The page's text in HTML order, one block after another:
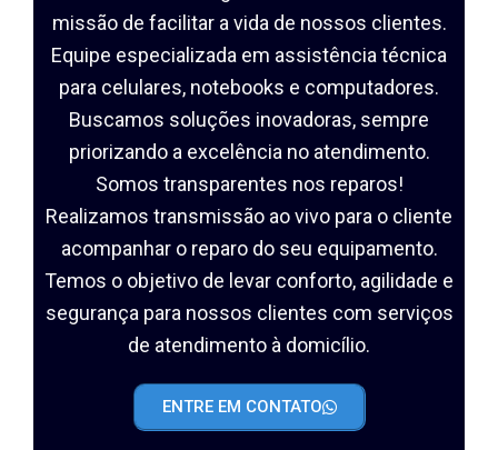
missão de facilitar a vida de nossos clientes.
Equipe especializada em assistência técnica
para celulares, notebooks e computadores.
Buscamos soluções inovadoras, sempre
priorizando a excelência no atendimento.
Somos transparentes nos reparos!
Realizamos transmissão ao vivo para o cliente
acompanhar o reparo do seu equipamento.
Temos o objetivo de levar conforto, agilidade e
segurança para nossos clientes com serviços
de atendimento à domicílio.
ENTRE EM CONTATO